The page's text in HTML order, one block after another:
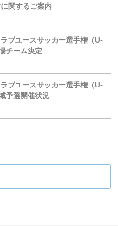
関するご案内
ブユースサッカー選手権（U-
チーム決定
ブユースサッカー選手権（U-
予選開催状況